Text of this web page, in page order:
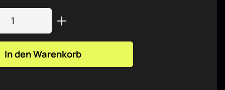
Anzahl: Gib den gewünschten Wert
In den Warenkorb